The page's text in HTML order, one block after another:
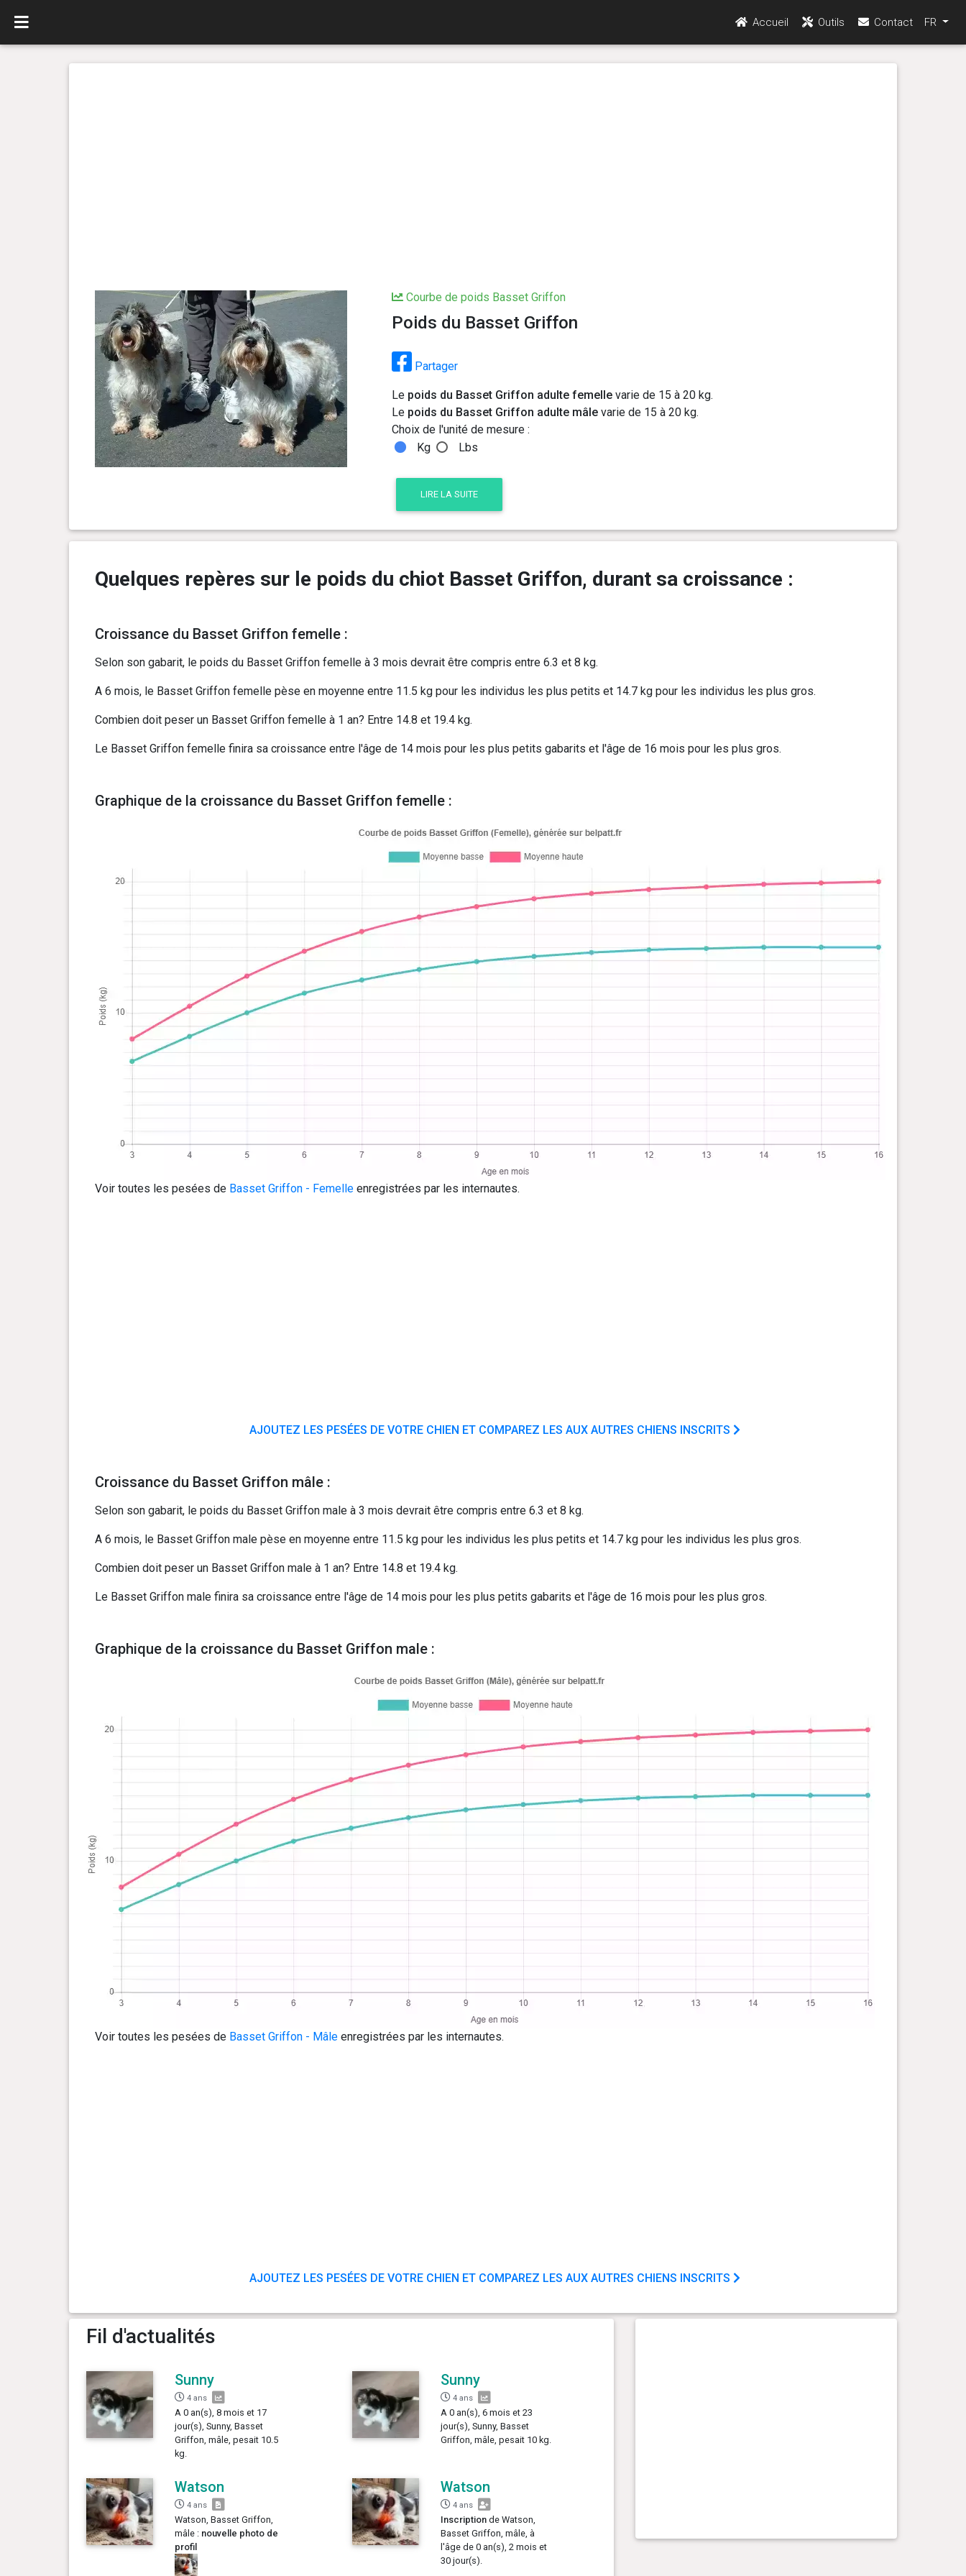
Accueil Outils Contact FR
Courbe de poids Basset Griffon
Poids du Basset Griffon
Partager
Le poids du Basset Griffon adulte femellevarie de 15 à 20 kg.
Le poids du Basset Griffon adulte mâlevarie de 15 à 20 kg.
Choix de l'unité de mesure :
Kg
Lbs
LIRE LA SUITE
Quelques repères sur le poids du chiot Basset Griffon, durant sa croissance :
Croissance du Basset Griffon femelle :
Selon son gabarit, le poids du Basset Griffon femelle à 3 mois devrait être compris entre 6.3 et 8 kg.
A 6 mois, le Basset Griffon femelle pèse en moyenne entre 11.5 kg pour les individus les plus petits et 14.7 kg pour les individus les plus gros.
Combien doit peser un Basset Griffon femelle à 1 an? Entre 14.8 et 19.4 kg.
Le Basset Griffon femelle finira sa croissance entre l'âge de 14 mois pour les plus petits gabarits et l'âge de 16 mois pour les plus gros.
Graphique de la croissance du Basset Griffon femelle :
Voir toutes les pesées de Basset Griffon - Femelleenregistrées par les internautes.
AJOUTEZ LES PESÉES DE VOTRE CHIEN ET COMPAREZ LES AUX AUTRES CHIENS INSCRITS
Croissance du Basset Griffon mâle :
Selon son gabarit, le poids du Basset Griffon male à 3 mois devrait être compris entre 6.3 et 8 kg.
A 6 mois, le Basset Griffon male pèse en moyenne entre 11.5 kg pour les individus les plus petits et 14.7 kg pour les individus les plus gros.
Combien doit peser un Basset Griffon male à 1 an? Entre 14.8 et 19.4 kg.
Le Basset Griffon male finira sa croissance entre l'âge de 14 mois pour les plus petits gabarits et l'âge de 16 mois pour les plus gros.
Graphique de la croissance du Basset Griffon male :
Voir toutes les pesées de Basset Griffon - Mâleenregistrées par les internautes.
AJOUTEZ LES PESÉES DE VOTRE CHIEN ET COMPAREZ LES AUX AUTRES CHIENS INSCRITS
Fil d'actualités
Sunny
4 ans
A 0 an(s), 8 mois et 17
jour(s), Sunny, Basset
Griffon, mâle, pesait 10.5
kg.
Sunny
4 ans
A 0 an(s), 6 mois et 23
jour(s), Sunny, Basset
Griffon, mâle, pesait 10 kg.
Watson
4 ans
Watson, Basset Griffon,
mâle : nouvelle photo de
profil
Watson
4 ans
Inscription de Watson,
Basset Griffon, mâle, à
l'âge de 0 an(s), 2 mois et
30 jour(s).